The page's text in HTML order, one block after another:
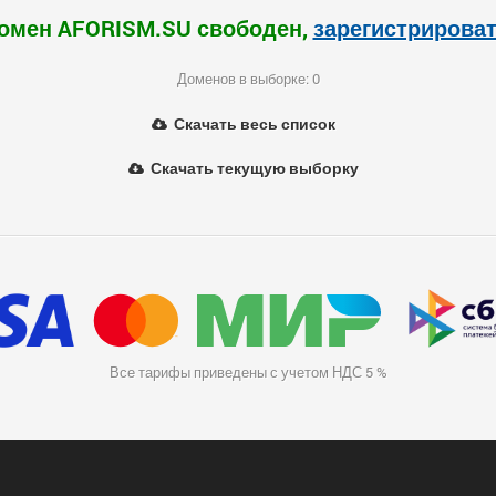
AFORISM.SU свободен,
Доменов в выборке: 0
Скачать весь список
Скачать текущую выборку
Все тарифы приведены с учетом НДС 5 %